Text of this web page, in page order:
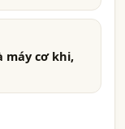
máy cơ khi,